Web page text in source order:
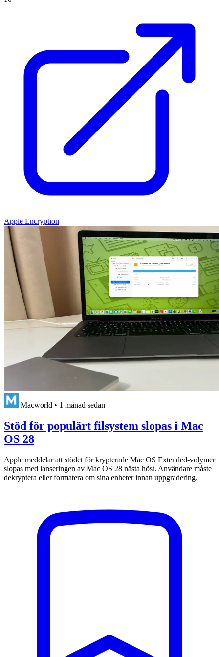
Apple Encryption
Macworld • 1 månad sedan
Stöd för populärt filsystem slopas i Mac
OS 28
Apple meddelar att stödet för krypterade Mac OS Extended-volymer
slopas med lanseringen av Mac OS 28 nästa höst. Användare måste
dekryptera eller formatera om sina enheter innan uppgradering.